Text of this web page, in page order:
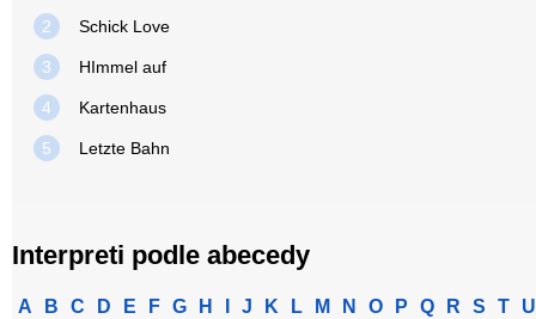
2 Schick Love
3 HImmel auf
4 Kartenhaus
5 Letzte Bahn
Interpreti podle abecedy
A B C D E F G H J K L M N O P Q R S T U